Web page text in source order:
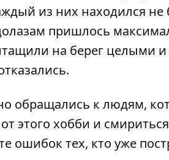
из них находился не
пришлось
на берег целыми
обращались к людям,
этого хобби и
ошибок тех, кто уже